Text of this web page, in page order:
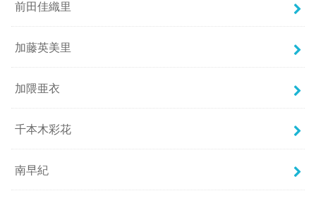
前田佳織里
加藤英美里
加隈亜衣
千本木彩花
南早紀